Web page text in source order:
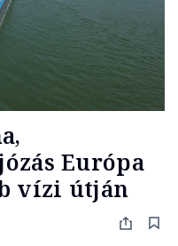
Európa
vízi útján